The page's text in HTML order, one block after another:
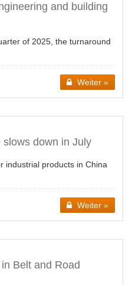
and building
of 2025, the turnaround
Weiter »
down in July
industrial products in China
Weiter »
Belt and Road